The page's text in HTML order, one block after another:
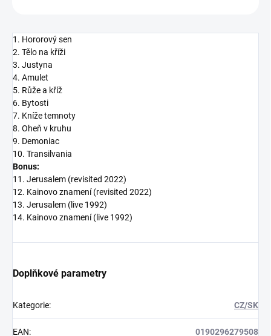
1. Hororový sen
2. Tělo na kříži
3. Justyna
4. Amulet
5. Růže a kříž
6. Bytosti
7. Kníže temnoty
8. Oheň v kruhu
9. Demoniac
10. Transilvania
Bonus:
11. Jerusalem (revisited 2022)
12. Kainovo znamení (revisited 2022)
13. Jerusalem (live 1992)
14. Kainovo znamení (live 1992)
Doplňkové parametry
Kategorie: CZ/SK
EAN: 0190296279508